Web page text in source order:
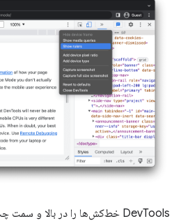
DevTools خط‌کش‌ها را در بالا و سمت چپ نمای دید نشان می‌دهد.